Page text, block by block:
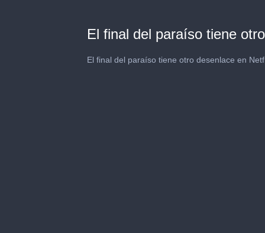
El final del paraíso tiene
El final del paraíso tiene otro desenlace en